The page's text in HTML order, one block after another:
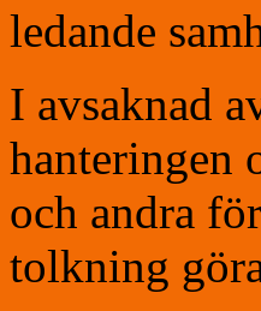
ledande
I avsaknad
hanteringen
och andra
tolkning